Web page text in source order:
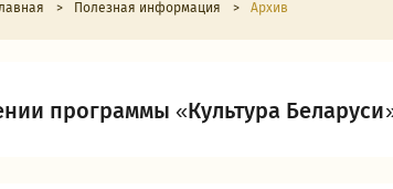
> Полезная информация > Архив
программы «Культура